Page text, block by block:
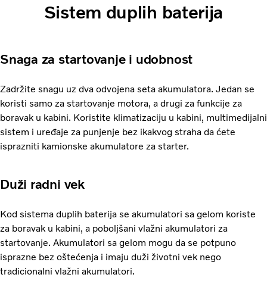
Sistem duplih baterija
Snaga za startovanje i udobnost
Zadržite snagu uz dva odvojena seta akumulatora. Jedan se
koristi samo za startovanje motora, a drugi za funkcije za
boravak u kabini. Koristite klimatizaciju u kabini, multimedijalni
sistem i uređaje za punjenje bez ikakvog straha da ćete
isprazniti kamionske akumulatore za starter.
Duži radni vek
Kod sistema duplih baterija se akumulatori sa gelom koriste
za boravak u kabini, a poboljšani vlažni akumulatori za
startovanje. Akumulatori sa gelom mogu da se potpuno
isprazne bez oštećenja i imaju duži životni vek nego
tradicionalni vlažni akumulatori.